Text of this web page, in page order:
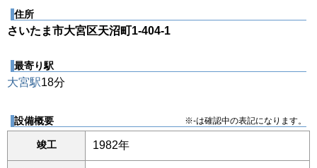
住所
さいたま市大宮区天沼町1-404-1
最寄り駅
大宮駅18分
設備概要 ※-は確認中の表記になります。
竣工 1982年